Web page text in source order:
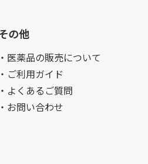
の他
医薬品の販売について
ご利用ガイド
よくあるご質問
お問い合わせ